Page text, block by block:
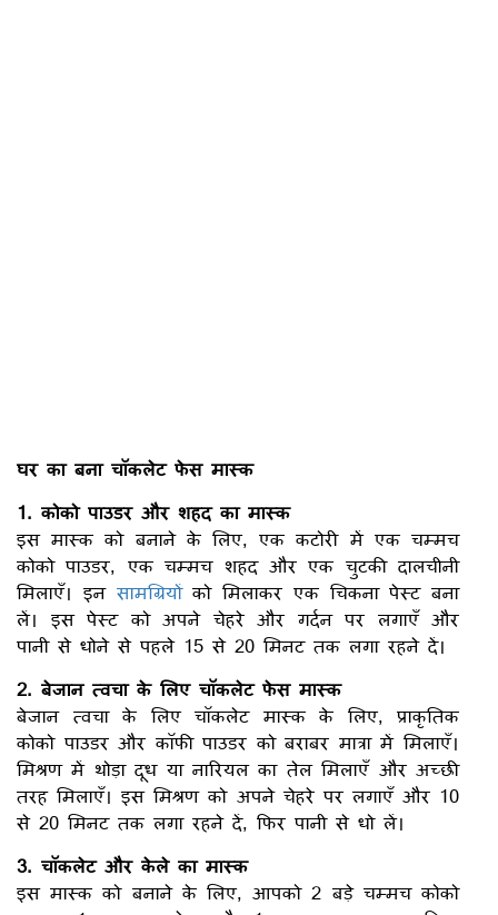
घर का बना चॉकलेट फेस मास्क
1. कोको पाउडर और शहद का मास्क
इस मास्क को बनाने के लिए, एक कटोरी में एक चम्मच
कोको पाउडर, एक चम्मच शहद और एक चुटकी दालचीनी
मिलाएँ। इन सामग्रियोंको मिलाकर एक चिकना पेस्ट बना
लें। इस पेस्ट को अपने चेहरे और गर्दन पर लगाएँ और
पानी से धोने से पहले 15 से 20 मिनट तक लगा रहने दें।
2. बेजान त्वचा के लिए चॉकलेट फेस मास्क
बेजान त्वचा के लिए चॉकलेट मास्क के लिए, प्राकृतिक
कोको पाउडर और कॉफी पाउडर को बराबर मात्रा में मिलाएँ।
मिश्रण में थोड़ा दूध या नारियल का तेल मिलाएँ और अच्छी
तरह मिलाएँ। इस मिश्रण को अपने चेहरे पर लगाएँ और 10
से 20 मिनट तक लगा रहने दें, फिर पानी से धो लें।
3. चॉकलेट और केले का मास्क
इस मास्क को बनाने के लिए, आपको 2 बड़े चम्मच कोको